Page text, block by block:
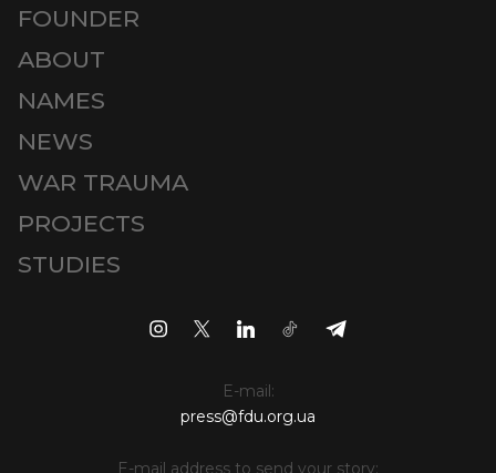
FOUNDER
ABOUT
NAMES
NEWS
WAR TRAUMA
PROJECTS
STUDIES
E-mail:
press@fdu.org.ua